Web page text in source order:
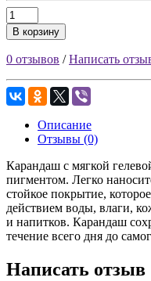
В корзину
0 отзывов /Написать
Описание
Отзывы (0)
Карандаш с мягкой
пигментом. Легко
стойкое покрытие,
действием воды, влаги,
и напитков. Карандаш
течение всего дня до
Написать отзыв